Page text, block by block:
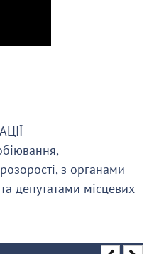
з органами
депутатами місцевих